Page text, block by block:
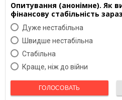
Опитування (анонімне). Як
фінансову стабільність
Дуже нестабільна
Швидше нестабільна
Cтабільна
Краще, ніж до війни
ГОЛОСОВАТЬ